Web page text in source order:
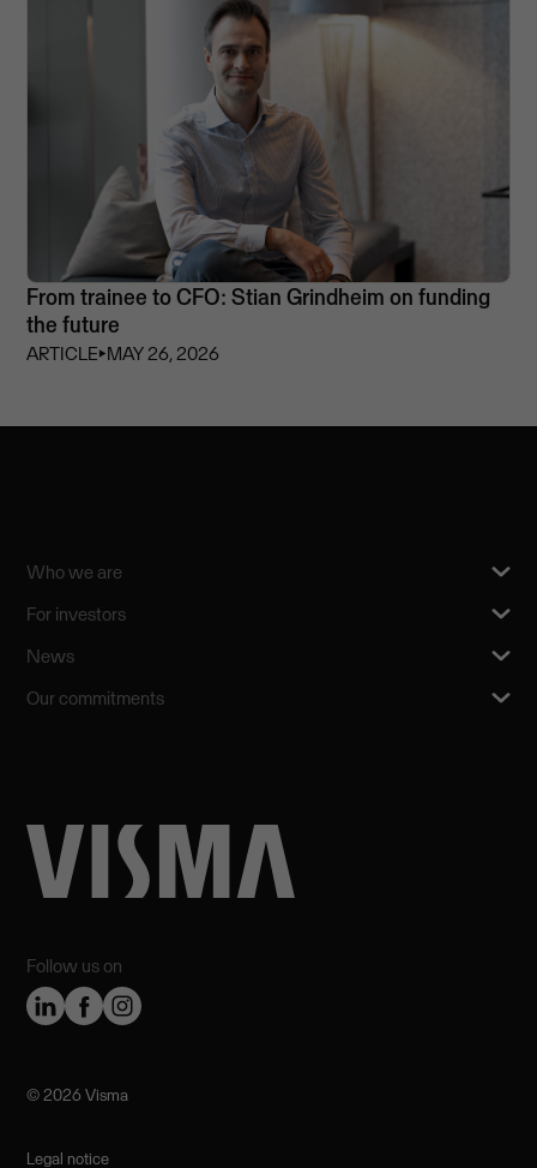
From trainee to CFO: Stian Grindheim on funding
the future
ARTICLE⏵MAY 26, 2026
Follow us on
Who we are
For investors
News
Our commitments
©️ 2026 Visma
Legal notice